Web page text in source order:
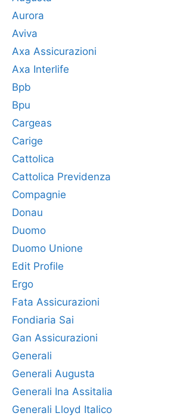
Aurora
Aviva
Axa Assicurazioni
Axa Interlife
Bpb
Bpu
Cargeas
Carige
Cattolica
Cattolica Previdenza
Compagnie
Donau
Duomo
Duomo Unione
Edit Profile
Ergo
Fata Assicurazioni
Fondiaria Sai
Gan Assicurazioni
Generali
Generali Augusta
Generali Ina Assitalia
Generali Lloyd Italico